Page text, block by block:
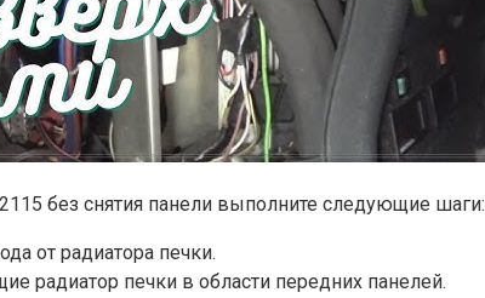
без снятия панели выполните следующие шаги:
от радиатора печки.
радиатор печки в области передних панелей.